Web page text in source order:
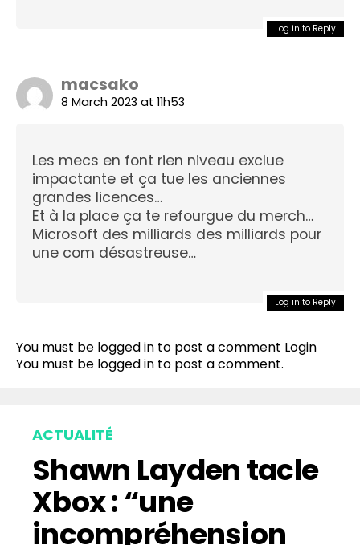
Log in to Reply
macsako
8 March 2023 at 11h53
Les mecs en font rien niveau exclue
impactante et ça tue les anciennes
grandes licences…
Et à la place ça te refourgue du merch…
Microsoft des milliards des milliards pour
une com désastreuse…
Log in to Reply
You must be logged in to post a comment Login
You must be logged in to post a comment.
ACTUALITÉ
Shawn Layden tacle
Xbox : “une
incompréhension